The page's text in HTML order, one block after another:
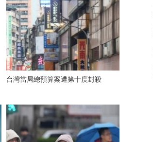
台灣當局總預算案遭第十度封殺